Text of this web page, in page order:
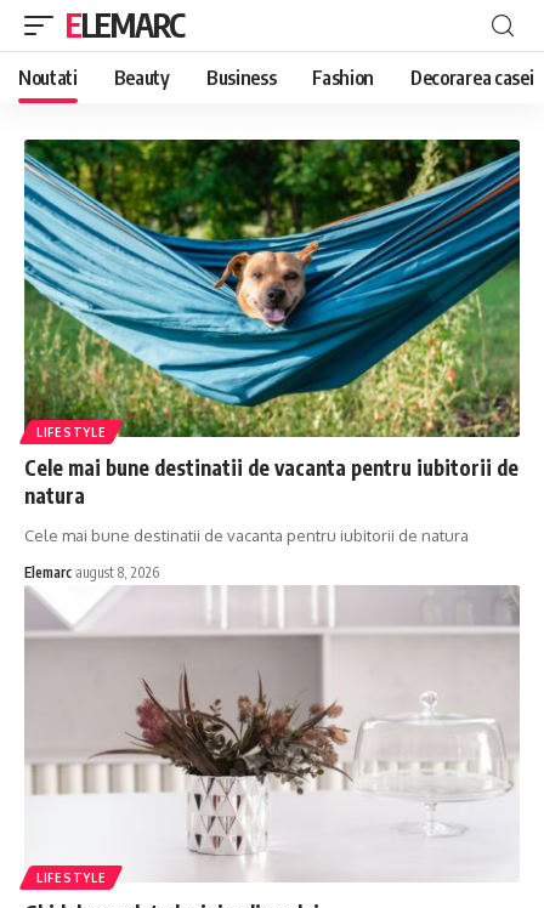
ELEMARC
Noutati Beauty Business Fashion Decorarea casei
LIFESTYLE
Cele mai bune destinatii de vacanta pentru iubitorii de
natura
Cele mai bune destinatii de vacanta pentru iubitorii de natura
Elemarc august 8, 2026
LIFESTYLE